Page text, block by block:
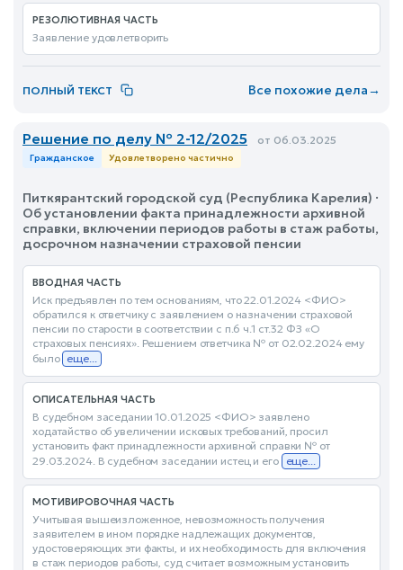
РЕЗОЛЮТИВНАЯ ЧАСТЬ
Заявление удовлетворить
ПОЛНЫЙ ТЕКСТ Все похожие дела→
Решение по делу № 2-12/2025 от 06.03.2025
Гражданское Удовлетворено частично
Питкярантский городской суд (Республика Карелия) ·
Об установлении факта принадлежности архивной
справки, включении периодов работы в стаж работы,
досрочном назначении страховой пенсии
ВВОДНАЯ ЧАСТЬ
Иск предъявлен по тем основаниям, что 22.01.2024 <ФИО>
обратился к ответчику с заявлением о назначении страховой
пенсии по старости в соответствии с п.6 ч.1 ст.32 ФЗ «О
страховых пенсиях». Решением ответчика № от 02.02.2024 ему
было еще...
ОПИСАТЕЛЬНАЯ ЧАСТЬ
В судебном заседании 10.01.2025 <ФИО> заявлено
ходатайство об увеличении исковых требований, просил
установить факт принадлежности архивной справки № от
29.03.2024. В судебном заседании истец и его еще...
МОТИВИРОВОЧНАЯ ЧАСТЬ
Учитывая вышеизложенное, невозможность получения
заявителем в ином порядке надлежащих документов,
удостоверяющих эти факты, и их необходимость для включения
в стаж периодов работы, суд считает возможным установить